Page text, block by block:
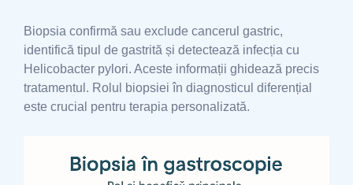
Biopsia confirmă sau exclude cancerul gastric,
identifică tipul de gastrită și detectează infecția cu
Helicobacter pylori. Aceste informații ghidează precis
tratamentul. Rolul biopsiei în diagnosticul diferențial
este crucial pentru terapia personalizată.